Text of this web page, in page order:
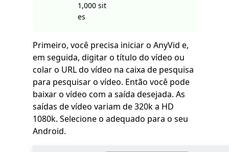
1,000 sit
es
Primeiro, você precisa iniciar o AnyVid e,
em seguida, digitar o título do vídeo ou
colar o URL do vídeo na caixa de pesquisa
para pesquisar o vídeo. Então você pode
baixar o vídeo com a saída desejada. As
saídas de vídeo variam de 320k a HD
1080k. Selecione o adequado para o seu
Android.